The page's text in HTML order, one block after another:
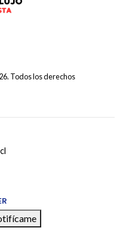
Todos los derechos